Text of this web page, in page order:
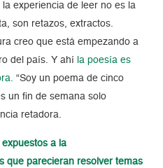
experiencia de leer no es la
son retazos, extractos.
creo que está empezando a
del país. Y ahí la poesía es
“Soy un poema de cinco
un fin de semana solo
retadora.
expuestos a la
que parecieran resolver temas